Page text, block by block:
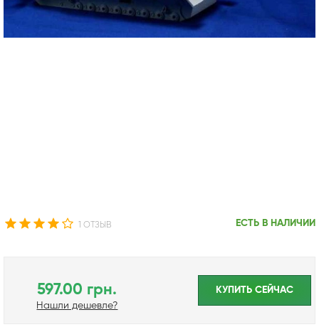
1 ОТЗЫВ ЕСТЬ В НАЛИЧИИ
597.00 грн.
Нашли дешевле?
КУПИТЬ CЕЙЧАС